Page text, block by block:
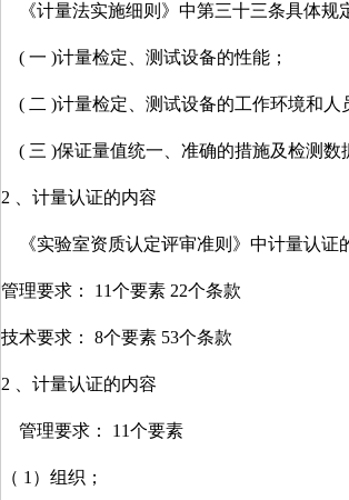
《计量法实施细则》中第三十三条具体
( 一 )计量检定、测试设备的性能；
( 二 )计量检定、测试设备的工作环境和人
( 三 )保证量值统一、准确的措施及检测数
2 、计量认证的内容
《实验室资质认定评审准则》中计量认
管理要求： 11个要素 22个条款
技术要求： 8个要素 53个条款
2 、计量认证的内容
管理要求： 11个要素
（ 1 ）组织；